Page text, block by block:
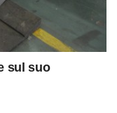
sul suo